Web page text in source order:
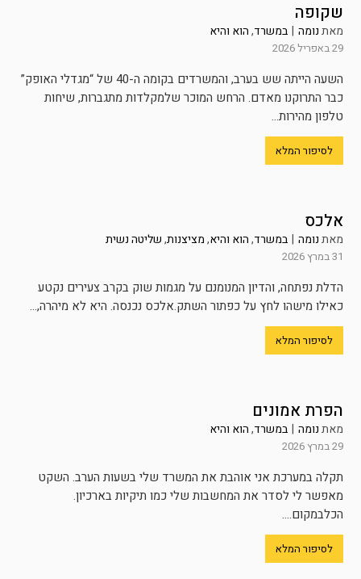
שקופה
מאתנומה | במשרד,הוא והיא
29 באפריל 2026
השעה הייתה שש בערב, והמשרדים בקומה ה-40 של “מגדלי האופק”
כבר התרוקנו מאדם. הרחש המוכר שלמקלדות מתגברות, שיחות
טלפון מהירות...
לסיפור המלא
אלכס
מאתנומה | במשרד,הוא והיא,מציצנות,שליטה נשית
31 במרץ 2026
הדלת נפתחה, והדיון המנומנם על מגמות שוק בקרב צעירים נקטע
כאילו מישהו לחץ על כפתור השתק.אלכס נכנסה. היא לא מיהרה,...
לסיפור המלא
הפרת אמונים
מאתנומה | במשרד,הוא והיא
29 במרץ 2026
תקלה במערכת אני אוהבת את המשרד שלי בשעות הערב. השקט
מאפשר לי לסדר את המחשבות שלי כמו תיקיות בארכיון.
הכלבמקום....
לסיפור המלא